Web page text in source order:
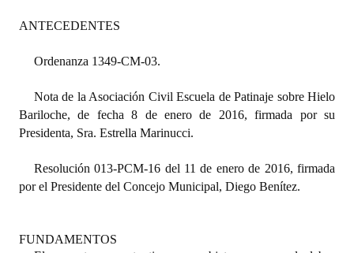
Constitución Provincial
Digesto
DOCUMENTOS
ANTECEDENTES
Ordenanza 1349-CM-03.
Nota de la Asociación Civil Escuela de Patinaje sobre Hielo
Bariloche, de fecha 8 de enero de 2016, firmada por su
Presidenta, Sra. Estrella Marinucci.
Resolución 013-PCM-16 del 11 de enero de 2016, firmada
por el Presidente del Concejo Municipal, Diego Benítez.
FUNDAMENTOS